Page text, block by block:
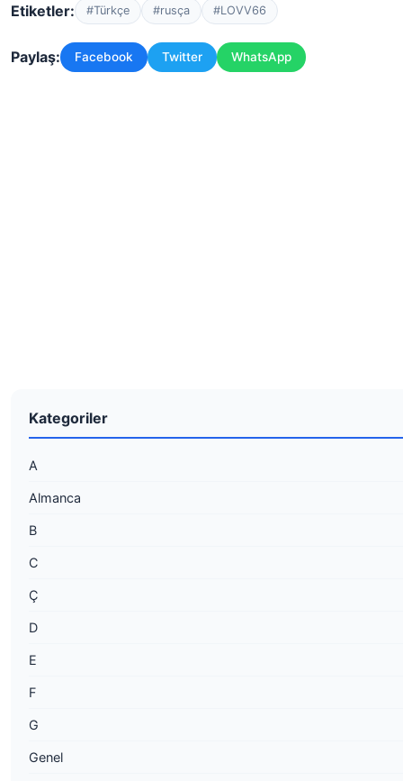
Etiketler: #Türkçe #rusça #LOVV66
Paylaş: Facebook Twitter WhatsApp
Kategoriler
A
Almanca
B
C
Ç
D
E
F
G
Genel